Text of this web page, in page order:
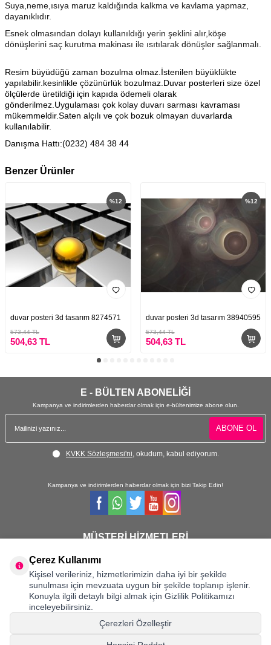
Suya,neme,ısıya maruz kaldığında kalkma ve kavlama yapmaz,
dayanıklıdır.
Esnek olmasından dolayı kullanıldığı yerin şeklini alır,köşe
dönüşlerini saç kurutma makinası ile ısıtılarak dönüşler sağlanmalı.
Resim büyüdüğü zaman bozulma olmaz.İstenilen büyüklükte
yapılabilir.kesinlikle çözünürlük bozulmaz.Duvar posterleri size özel
ölçülerde üretildiği için kapıda ödemeli olarak
gönderilmez.Uygulaması çok kolay duvarı sarması kavraması
mükemmeldir.Saten alçılı ve çok bozuk olmayan duvarlarda
kullanılabilir.
Danışma Hattı:(0232) 484 38 44
Benzer Ürünler
%12
duvar posteri 3d tasarım 8274571
573,44TL
504,63 TL
%12
duvar posteri 3d tasarım 38940595
573,44TL
504,63TL
E - BÜLTEN ABONELİĞİ
Kampanya ve indirimlerden haberdar olmak için e-bültenimize abone olun.
ABONE OL
KVKK Sözleşmesi'ni , okudum, kabul ediyorum.
Kampanya ve indirimlerden haberdar olmak için bizi Takip Edin!
MÜŞTERİ HİZMETLERİ
siparişleriniz için ulaşabilirsiniz.
0232 484 3844- 0533 330 8895
Önemli Bilgiler
Hızlı Erişim
Çerez Kullanımı
Kişisel verileriniz, hizmetlerimizin daha iyi bir şekilde
sunulması için mevzuata uygun bir şekilde toplanıp işlenir.
Konuyla ilgili detaylı bilgi almak için Gizlilik Politikamızı
inceleyebilirsiniz.
Çerezleri Özelleştir